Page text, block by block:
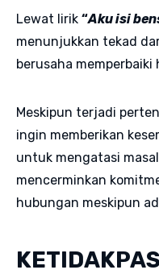
Lewat lirik “Aku isi
menunjukkan tekad
berusaha memperbaiki
Meskipun terjadi
ingin memberikan
untuk mengatasi
mencerminkan
hubungan meskipun